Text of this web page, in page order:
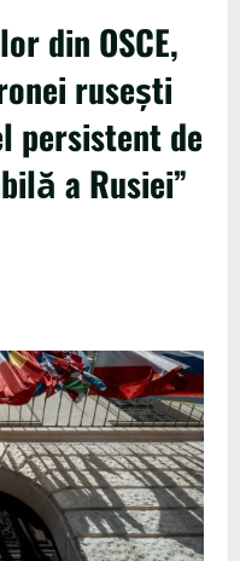
din OSCE,
ruseşti
persistent de
a Rusiei”